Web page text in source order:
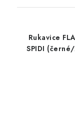
Rukavice
SPIDI